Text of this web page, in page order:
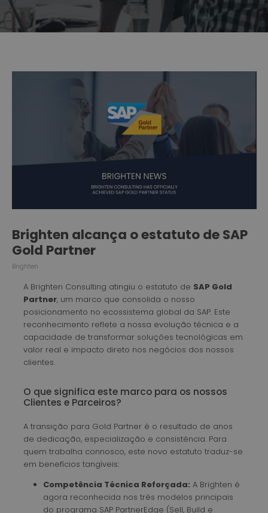
Brighten alcança o estatuto de SAP
Gold Partner
Brighten
A Brighten Consulting atingiu o estatuto de SAP Gold
Partner, um marco que consolida o nosso
posicionamento no ecossistema global da SAP. Este
reconhecimento reflete a nossa evolução técnica e a
capacidade de transformar soluções tecnológicas em
valor real e impacto direto nos negócios dos nossos
clientes.
O que significa este marco para os nossos
Clientes e Parceiros?
A transição para Gold Partner é o resultado de anos
de dedicação, especialização e consistência. Para
quem trabalha connosco, este novo estatuto traduz-se
em benefícios tangíveis:
Competência Técnica Reforçada: A Brighten é
agora reconhecida nos três modelos principais
do programa SAP PartnerEdge (Sell, Build e